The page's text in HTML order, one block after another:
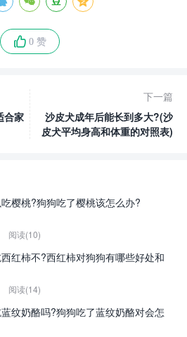
0 赞
合家
下一篇
沙皮犬成年后能长到多大?(沙
皮犬平均身高和体重的对照表)
樱桃?狗狗吃了樱桃该怎么办?
阅读(10)
红柿不?西红柿对狗狗有哪些好处和
阅读(14)
纹奶酪吗?狗狗吃了蓝纹奶酪对会怎